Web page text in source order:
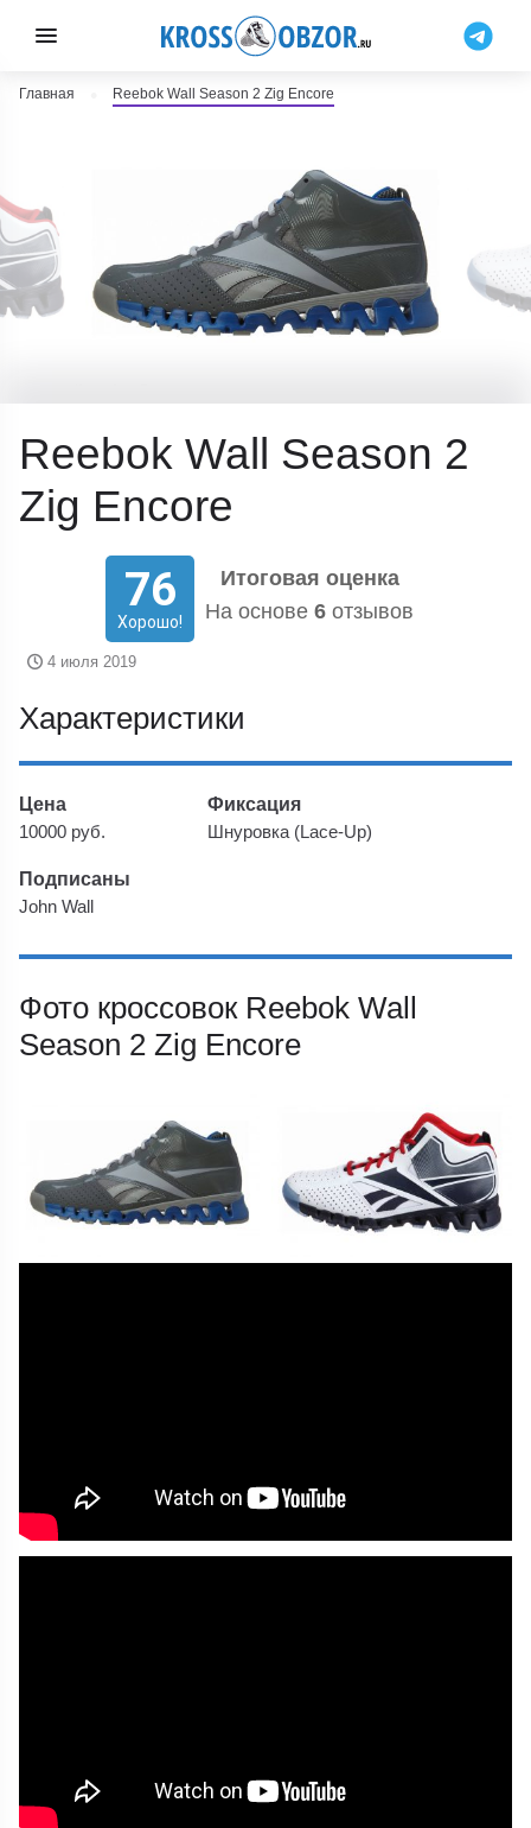
Главная Reebok Wall Season 2 Zig Encore
Reebok Wall Season 2
Zig Encore
76
Хорошо!
Итоговая оценка
На основе 6 отзывов
4 июля 2019
Характеристики
Цена
10000 руб.
Фиксация
Шнуровка (Lace-Up)
Подписаны
John Wall
Фото кроссовок Reebok Wall
Season 2 Zig Encore